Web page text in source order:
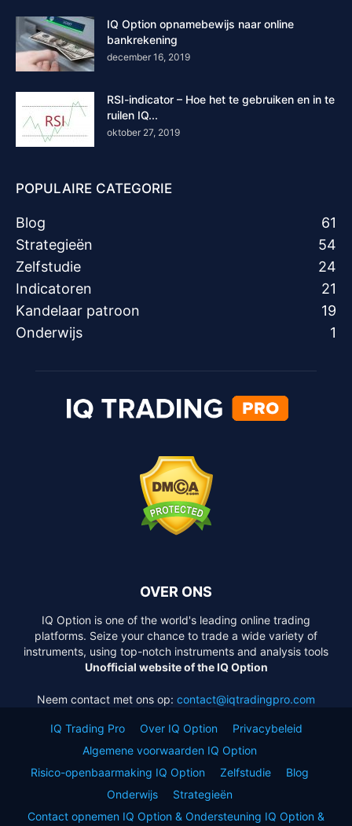
IQ Option opnamebewijs naar online
bankrekening
december 16, 2019
RSI-indicator – Hoe het te gebruiken en in te
ruilen IQ...
oktober 27, 2019
POPULAIRE CATEGORIE
Blog
61
Strategieën
54
Zelfstudie
24
Indicatoren
21
Kandelaar patroon
19
Onderwijs
1
OVER ONS
IQ Option is one of the world's leading online trading
platforms. Seize your chance to trade a wide variety of
instruments, using top-notch instruments and analysis tools
Unofficial website of the IQ Option
Neem contact met ons op: contact@iqtradingpro.com
IQ Trading Pro Over IQ Option
Privacybeleid
Algemene voorwaarden IQ Option
Risico-openbaarmaking IQ Option
Zelfstudie
Blog
Onderwijs
Strategieën
Contact opnemen IQ Option & Ondersteuning IQ Option &